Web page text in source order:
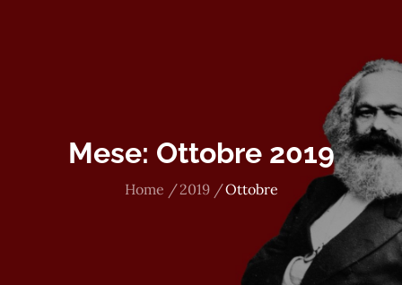
Mese: Ottobre 2019
Home 2019 Ottobre